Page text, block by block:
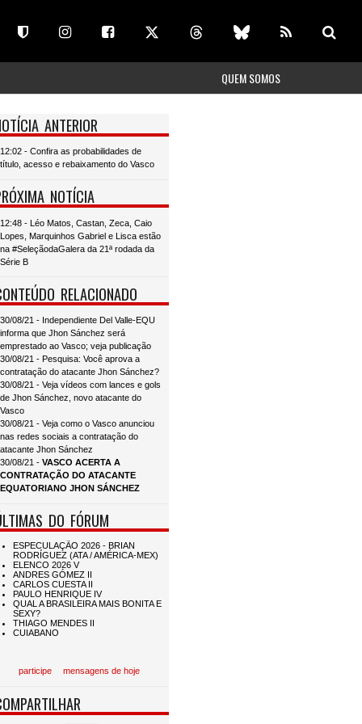
QUEM SOMOS
ANTERIOR
12:02 - Confira as probabilidades de
título, acesso e rebaixamento do Vasco
NOTÍCIA
12:48 - Léo Matos, Castan, Zeca, Caio
Lopes, Marquinhos Gabriel e Lisca estão
na #SeleçãodaGalera da 21ª rodada da
Série B
RELACIONADO
30/08/21 - Independiente Del Valle-EQU
informa que Jhon Sánchez será
emprestado ao Vasco; veja publicação
30/08/21 - Pesquisa: Você aprova a
contratação do atacante Jhon Sánchez?
30/08/21 - Veja vídeos com lances e gols
de Jhon Sánchez, novo atacante do
Vasco
30/08/21 - Veja como o Vasco anunciou
nas redes sociais a contratação do
atacante Jhon Sánchez
30/08/21 - VASCO ACERTA A
CONTRATAÇÃO DO ATACANTE
EQUATORIANO JHON SÁNCHEZ
DO FÓRUM
participe mensagens de hoje